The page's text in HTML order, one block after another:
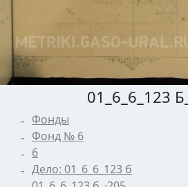
01_6_6_123
Фонды
Фонд № 6
6
Дело: 01_6_6_123 б